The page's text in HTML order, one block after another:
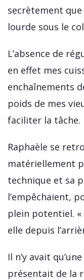
secrètement
lourde sous le
L’absence de
en effet mes
enchaînements
poids de mes
faciliter la tâche.
Raphaèle se
matériellement
technique et sa
l’empêchaient,
plein potentiel. «
elle depuis
Il n’y avait
présentait de la